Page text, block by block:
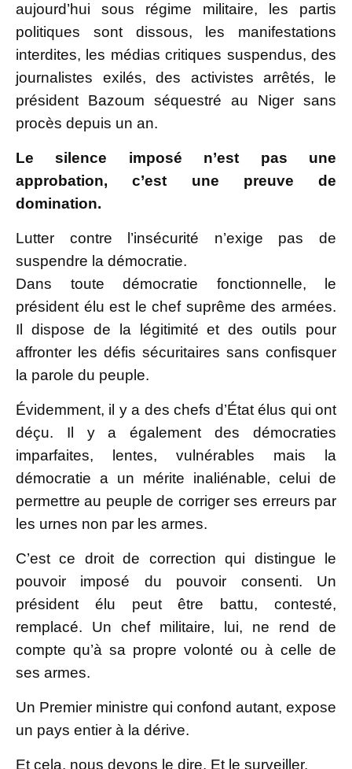
aujourd’hui sous régime militaire, les partis
politiques sont dissous, les manifestations
interdites, les médias critiques suspendus, des
journalistes exilés, des activistes arrêtés, le
président Bazoum séquestré au Niger sans
procès depuis un an.
Le silence imposé n’est pas une
approbation, c’est une preuve de
domination.
Lutter contre l’insécurité n’exige pas de
suspendre la démocratie.
Dans toute démocratie fonctionnelle, le
président élu est le chef suprême des armées.
Il dispose de la légitimité et des outils pour
affronter les défis sécuritaires sans confisquer
la parole du peuple.
Évidemment, il y a des chefs d’État élus qui ont
déçu. Il y a également des démocraties
imparfaites, lentes, vulnérables mais la
démocratie a un mérite inaliénable, celui de
permettre au peuple de corriger ses erreurs par
les urnes non par les armes.
C’est ce droit de correction qui distingue le
pouvoir imposé du pouvoir consenti. Un
président élu peut être battu, contesté,
remplacé. Un chef militaire, lui, ne rend de
compte qu’à sa propre volonté ou à celle de
ses armes.
Un Premier ministre qui confond autant, expose
un pays entier à la dérive.
Et cela, nous devons le dire. Et le surveiller.